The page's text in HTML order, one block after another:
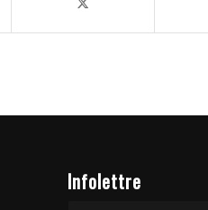
Infolettre